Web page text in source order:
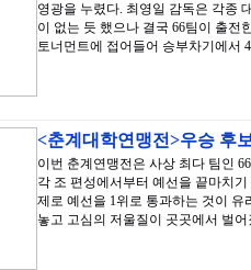
영광을 누렸다. 최영일 감독은 각종
이 없는 듯 했으나 결국 66팀이 출전
토너먼트에 접어들어 승부차기에서
<춘계대학연맹전>우승 후
이번 춘계연맹전은 사상 최다 팀인
각 조 편성에서부터 예선을 끝마치
제로 예선을 1위로 통과하는 것이
놓고 고심의 저울질이 곳곳에서 벌